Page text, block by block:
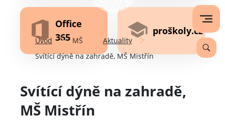
Office
365
proškoly.cz
Úvod MŠ
Aktuality
Svítící dýně na zahradě, MŠ Mistřín
Svítící dýně na zahradě,
MŠ Mistřín